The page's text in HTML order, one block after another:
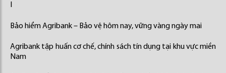
Bảo hiểm Agribank – Bảo vệ hôm nay, vững vàng ngày mai
Agribank tập huấn cơ chế, chính sách tín dụng tại khu vực miền
Nam